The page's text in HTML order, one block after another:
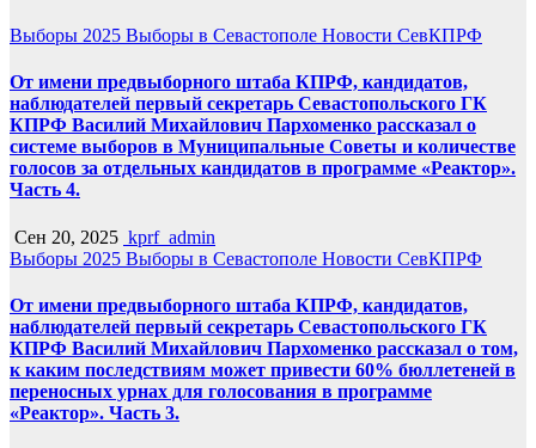
Выборы 2025 Выборы в Севастополе Новости СевКПРФ
От имени предвыборного штаба КПРФ, кандидатов,
наблюдателей первый секретарь Севастопольского ГК
КПРФ Василий Михайлович Пархоменко рассказал о
системе выборов в Муниципальные Советы и количестве
голосов за отдельных кандидатов в программе «Реактор».
Часть 4.
Сен 20, 2025 kprf_admin
Выборы 2025 Выборы в Севастополе Новости СевКПРФ
От имени предвыборного штаба КПРФ, кандидатов,
наблюдателей первый секретарь Севастопольского ГК
КПРФ Василий Михайлович Пархоменко рассказал о том,
к каким последствиям может привести 60% бюллетеней в
переносных урнах для голосования в программе
«Реактор». Часть 3.